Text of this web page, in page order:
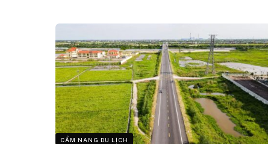
CẨM NANG DU LỊCH